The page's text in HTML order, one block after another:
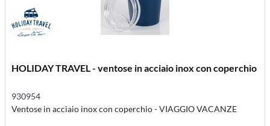
HOLIDAY TRAVEL - ventose in acciaio inox con coperchio
930954
Ventose in acciaio inox con coperchio - VIAGGIO VACANZE